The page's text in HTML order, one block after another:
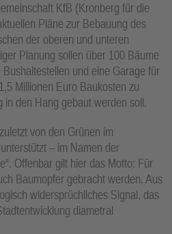
KfB (Kronberg für die
Pläne zur Bebauung des
der oberen und unteren
Planung sollen über 100 Bäume
und eine Garage für
Millionen Euro Baukosten zu
in den Hang gebaut werden soll.
von den Grünen im
– im Namen der
Offenbar gilt hier das Motto: Für
Baumopfer gebracht werden. Aus
widersprüchliches Signal, das
diametral